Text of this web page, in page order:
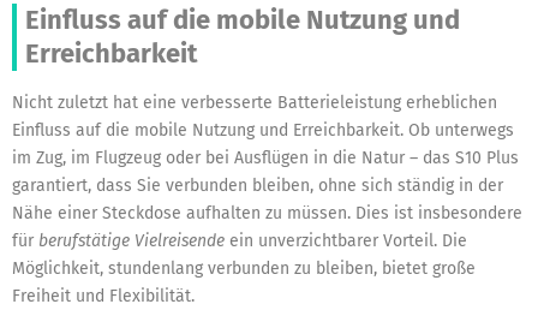
Einfluss auf die mobile Nutzung und
Erreichbarkeit
Nicht zuletzt hat eine verbesserte Batterieleistung erheblichen
Einfluss auf die mobile Nutzung und Erreichbarkeit. Ob unterwegs
im Zug, im Flugzeug oder bei Ausflügen in die Natur – das S10 Plus
garantiert, dass Sie verbunden bleiben, ohne sich ständig in der
Nähe einer Steckdose aufhalten zu müssen. Dies ist insbesondere
für berufstätige Vielreisende ein unverzichtbarer Vorteil. Die
Möglichkeit, stundenlang verbunden zu bleiben, bietet große
Freiheit und Flexibilität.